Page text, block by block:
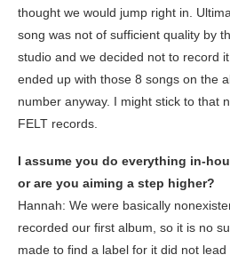
thought we would jump right in.
song was not of sufficient quality by
studio and we decided not to record
ended up with those 8 songs on the
number anyway. I might stick to that
FELT records.
I assume you do everything in-
or are you aiming a step higher?
Hannah: We were basically
recorded our first album, so it is no
made to find a label for it did not